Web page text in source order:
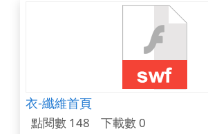
衣-纖維首頁
點閱數 148 下載數 0